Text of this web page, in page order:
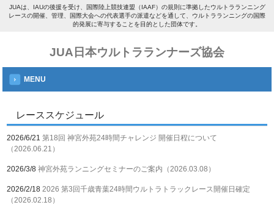
JUAは、IAUの後援を受け、国際陸上競技連盟（IAAF）の規則に準拠したウルトラランニング
レースの開催、管理、国際大会への代表選手の派遣などを通して、ウルトラランニングの国際
的発展に寄与することを目的とした団体です。
JUA日本ウルトラランナーズ協会
MENU
レーススケジュール
2026/6/21 第18回 神宮外苑24時間チャレンジ 開催日程について
（2026.06.21）
2026/3/8 神宮外苑ランニングセミナーのご案内（2026.03.08）
2026/2/18 2026 第3回千歳青葉24時間ウルトラトラックレース開催日確定
（2026.02.18）